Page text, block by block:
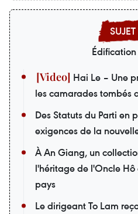
Hai Le – Une
les camarades tombés
Des Statuts du Parti en
exigences de la
À An Giang, un
l'héritage de l'Oncle
pays
Le dirigeant To Lam